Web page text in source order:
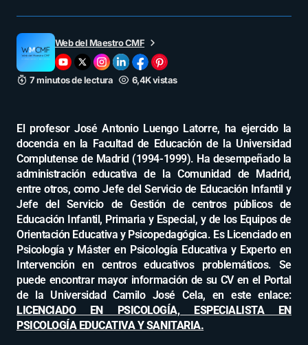
Web del Maestro CMF
7 minutos de lectura 6,4K vistas
El profesor José Antonio Luengo Latorre, ha ejercido la
docencia en la Facultad de Educación de la Universidad
Complutense de Madrid (1994-1999). Ha desempeñado la
administración educativa de la Comunidad de Madrid,
entre otros, como Jefe del Servicio de Educación Infantil y
Jefe del Servicio de Gestión de centros públicos de
Educación Infantil, Primaria y Especial, y de los Equipos de
Orientación Educativa y Psicopedagógica. Es Licenciado en
Psicología y Máster en Psicología Educativa y Experto en
Intervención en centros educativos problemáticos. Se
puede encontrar mayor información de su CV en el Portal
de la Universidad Camilo José Cela, en este enlace:
LICENCIADO EN PSICOLOGÍA, ESPECIALISTA EN
PSICOLOGÍA EDUCATIVA Y SANITARIA.